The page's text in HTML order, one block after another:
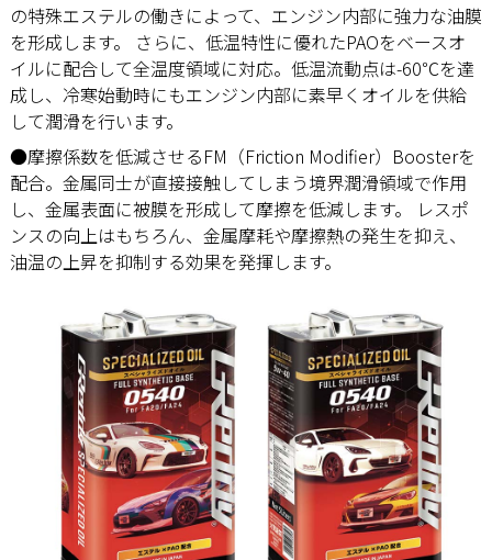
の特殊エステルの働きによって、エンジン内部に強力な油膜
を形成します。 さらに、低温特性に優れたPAOをベースオ
イルに配合して全温度領域に対応。低温流動点は-60℃を達
成し、冷寒始動時にもエンジン内部に素早くオイルを供給
して潤滑を行います。
●摩擦係数を低減させるFM（Friction Modifier）Boosterを
配合。金属同士が直接接触してしまう境界潤滑領域で作用
し、金属表面に被膜を形成して摩擦を低減します。 レスポ
ンスの向上はもちろん、金属摩耗や摩擦熱の発生を抑え、
油温の上昇を抑制する効果を発揮します。